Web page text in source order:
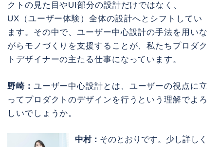
クトの見た目やUI部分の設計だけではなく、
UX（ユーザー体験）全体の設計へとシフトしてい
ます。その中で、ユーザー中心設計の手法を用いな
がらモノづくりを支援することが、私たちプロダク
トデザイナーの主たる仕事になっています。
野崎： ユーザー中心設計とは、ユーザーの視点に立
ってプロダクトのデザインを行うという理解でよろ
しいでしょうか。
中村： そのとおりです。少し詳しく